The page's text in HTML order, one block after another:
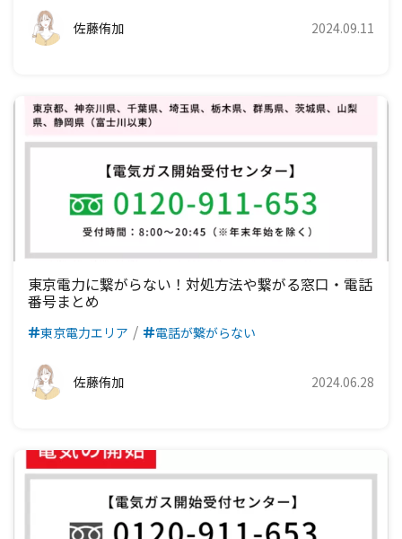
佐藤侑加 2024.09.11
東京電力に繋がらない！対処方法や繋がる窓口・電話
番号まとめ
東京電力エリア 電話が繋がらない
佐藤侑加 2024.06.28